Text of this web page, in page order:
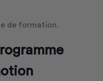
de formation.